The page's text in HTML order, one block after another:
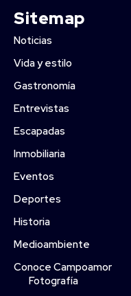
Sitemap
Noticias
Vida y estilo
Gastronomía
Entrevistas
Escapadas
Inmobiliaria
Eventos
Deportes
Historia
Medioambiente
Conoce Campoamor
Fotografía